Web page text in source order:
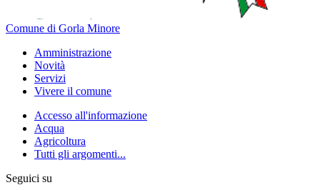
Comune di Gorla Minore
Amministrazione
Novità
Servizi
Vivere il comune
Accesso all'informazione
Acqua
Agricoltura
Tutti gli argomenti...
Seguici su